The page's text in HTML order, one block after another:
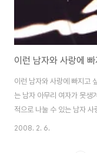
이런 남자와 사랑에
이런 남자와 사랑에 빠지고
는 남자 아무리 여자가 못생
적으로 나눌 수 있는 남자
자의 마음을 이해하고 헤아
2008. 2. 6.